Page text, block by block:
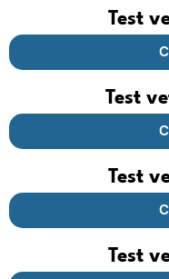
Test
Test
Test
Test